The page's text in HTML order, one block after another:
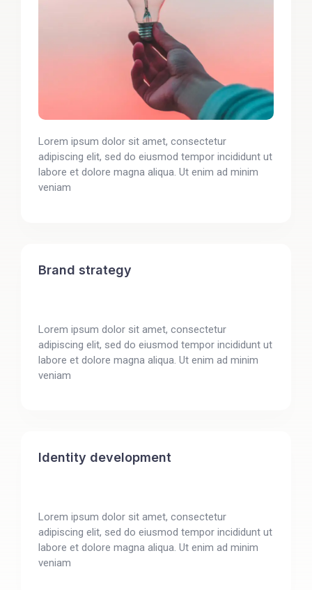
Lorem ipsum dolor sit amet, consectetur
adipiscing elit, sed do eiusmod tempor incididunt ut
labore et dolore magna aliqua. Ut enim ad minim
veniam
Brand strategy
Lorem ipsum dolor sit amet, consectetur
adipiscing elit, sed do eiusmod tempor incididunt ut
labore et dolore magna aliqua. Ut enim ad minim
veniam
Identity development
Lorem ipsum dolor sit amet, consectetur
adipiscing elit, sed do eiusmod tempor incididunt ut
labore et dolore magna aliqua. Ut enim ad minim
veniam